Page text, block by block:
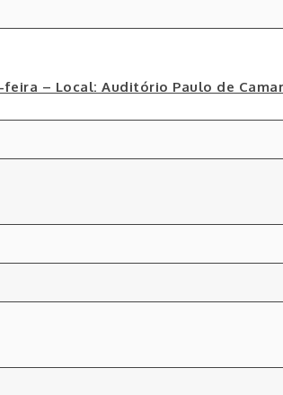
feira – Local: Auditório Paulo de